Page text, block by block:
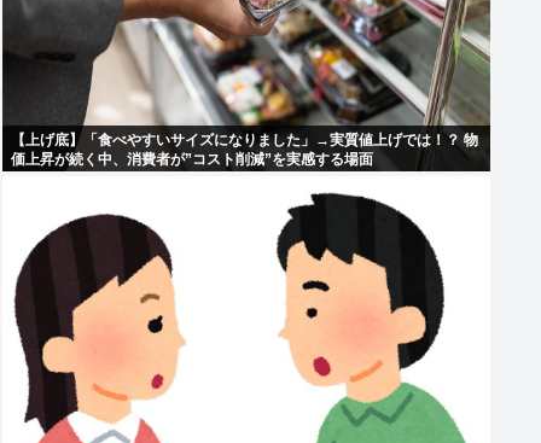
【上げ底】「食べやすいサイズになりました」→実質値上げでは！？ 物
価上昇が続く中、消費者が”コスト削減”を実感する場面